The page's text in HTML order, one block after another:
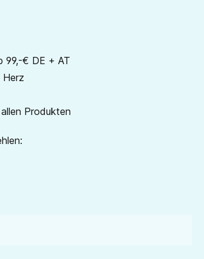
99,-€ DE + AT
Herz
Produkten